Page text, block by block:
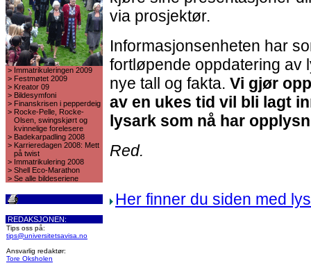
> Immatrikuleringen 2009
> Festmøtet 2009
> Kreator 09
> Bildesymfoni
> Finanskrisen i pepperdeig
> Rocke-Pelle, Rocke-
Olsen, swingskjørt og
kvinnelige forelesere
> Badekarpadling 2008
> Karrieredagen 2008: Mett
på twist
> Immatrikulering 2008
> Shell Eco-Marathon
> Se alle bildeseriene
REDAKSJONEN:
Tips oss på:
tips@universitetsavisa.no
Ansvarlig redaktør:
Tore Oksholen
via prosjektør.
Informasjonsenheten har
fortløpende oppdatering av
nye tall og fakta. Vi gjør
av en ukes tid vil bli lagt
lysark som nå har
Red.
Her finner du siden med